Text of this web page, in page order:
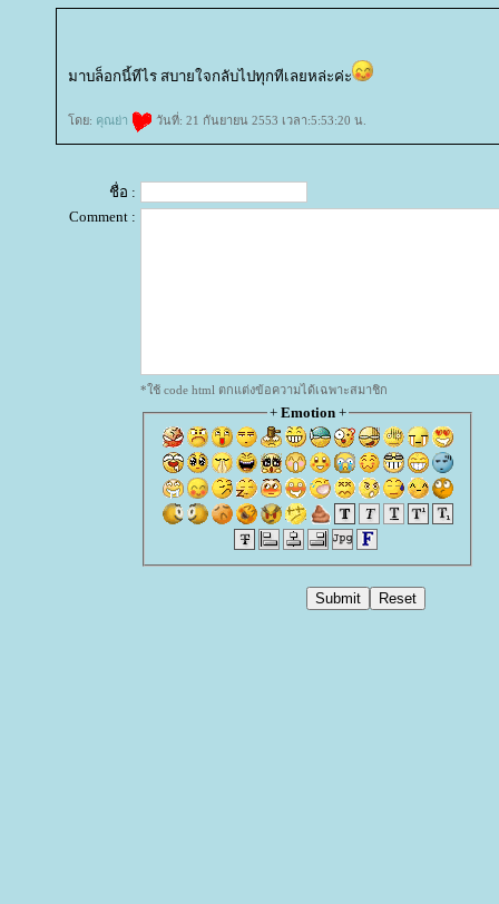
มาบล็อกนี้ทีไร สบายใจกลับไปทุกทีเลยหล่ะค่ะ
ดย: คุณย่า วันที่: 21 กันยายน 2553 เวลา:5:53:20 น.
ชื่อ :
Comment :
*ใช้ code html ตกแต่งข้อความได้เฉพาะสมาชิก
+ Emotion+